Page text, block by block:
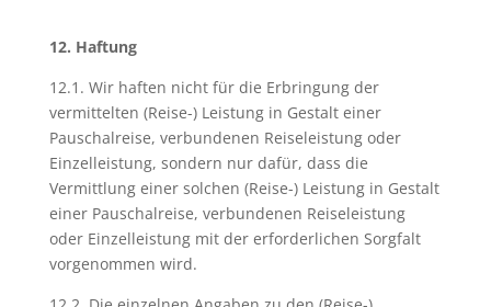
12. Haftung
12.1. Wir haften nicht für die Erbringung der
vermittelten (Reise-) Leistung in Gestalt einer
Pauschalreise, verbundenen Reiseleistung oder
Einzelleistung, sondern nur dafür, dass die
Vermittlung einer solchen (Reise-) Leistung in Gestalt
einer Pauschalreise, verbundenen Reiseleistung
oder Einzelleistung mit der erforderlichen Sorgfalt
vorgenommen wird.